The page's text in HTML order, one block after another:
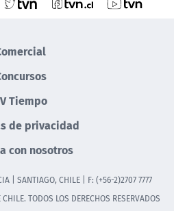
Tiempo
de privacidad
con nosotros
| SANTIAGO, CHILE | F: (+56-2)2707 7777
TODOS LOS DERECHOS RESERVADOS